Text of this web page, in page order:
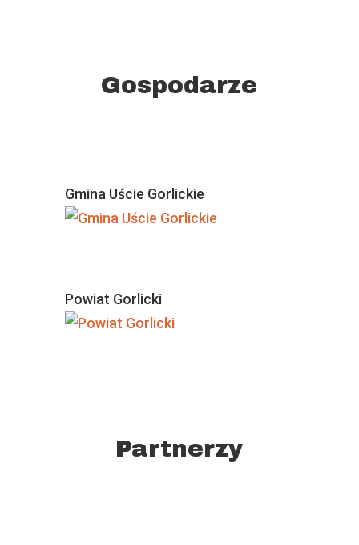
Gospodarze
Gmina Uście Gorlickie
Powiat Gorlicki
Partnerzy